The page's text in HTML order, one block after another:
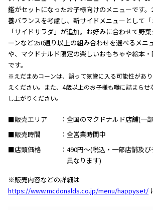
鑑がセットになったお子様向けのメニューです
養バランスを考慮し、新サイドメニューとして「
「サイドサラダ」が追加。お好みに合わせて野
ーンなど250通り以上の組み合わせを選べるメニ
や、マクドナルド限定の楽しいおもちゃや絵本
です。
※えだまめコーンは、誤って気管に入る可能性があ
えください。また、4歳以上のお子様も喉に詰まらせ
し上がりください。
■販売エリア
全国のマクドナルド店舗(一
■販売時間
全営業時間中
■店頭価格
490円～(税込・一部店舗及
異なります)
※販売内容などの詳細は
https://www.mcdonalds.co.jp/menu/happyset/